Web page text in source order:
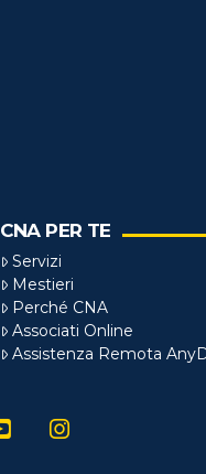
CNA PER TE
Servizi
Mestieri
Perché CNA
Associati Online
Assistenza Remota